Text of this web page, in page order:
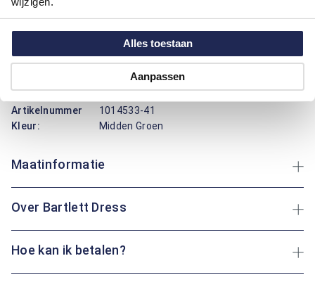
Alles toestaan
Aanpassen
Neem contact op via de e-mail
Artikelnummer
1014533-41
Kleur:
Midden Groen
Maatinformatie
Over Bartlett Dress
Hoe kan ik betalen?